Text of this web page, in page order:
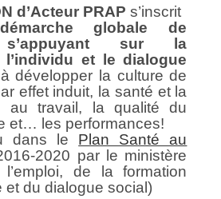
d’Acteur PRAP s’inscrit
démarche globale de
s’appuyant sur la
l’individu et le dialogue
développer la culture de
effet induit, la santé et la
au travai l,
la qualité du
et… les performances!
dans le Plan Santé au
2020 par le ministère
de la formation
et du dialogue social)